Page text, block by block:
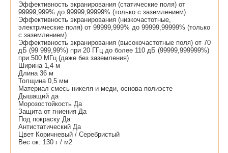
Эффективность экранирования (статические поля) от
99999,999% до 99999,99999% (только с заземлением)
Эффективность экранирования (низкочастотные,
электрические поля) от 99999,999% до 99999,99999% (только
с заземлением)
Эффективность экранирования (высокочастотные поля) от 70
дБ (99 999,99%) при 20 ГГц до более 110 дБ (99999,999999%)
при 500 МГц (даже без заземления)
Ширина 1,4 м
Длина 36 м
Толщина 0,5 мм
Материал смесь никеля и меди, основа полиэсте
Дышащий да
Морозостойкость Да
Защита от гниения Да
Под покраску Да
Антистатический Да
Цвет Коричневый / Серебристый
Вес ок. 130 г / м2